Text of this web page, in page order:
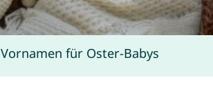
Vornamen für Oster-Babys